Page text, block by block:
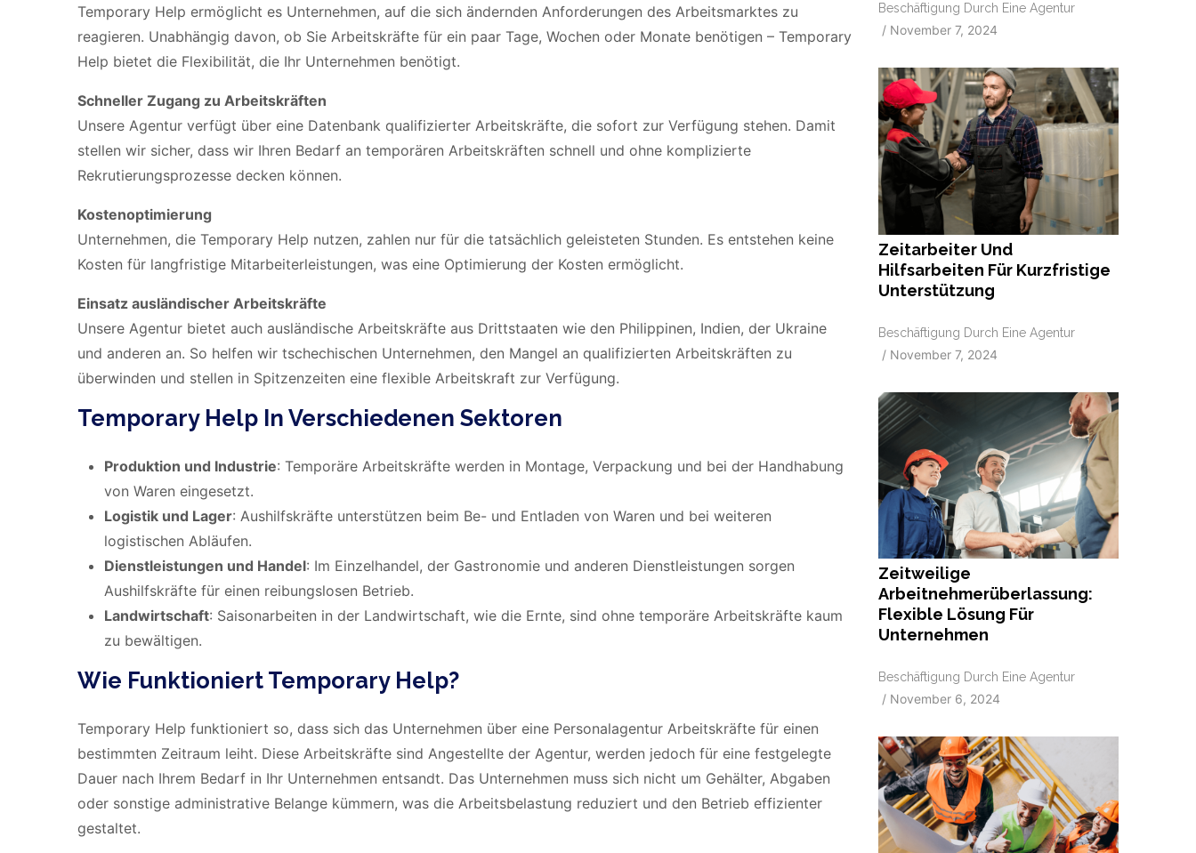
Temporary Help ermöglicht es Unternehmen, auf die sich ändernden Anforderungen des Arbeitsmarktes zu
reagieren. Unabhängig davon, ob Sie Arbeitskräfte für ein paar Tage, Wochen oder Monate benötigen – Temporary
Help bietet die Flexibilität, die Ihr Unternehmen benötigt.
Schneller Zugang zu Arbeitskräften
Unsere Agentur verfügt über eine Datenbank qualifizierter Arbeitskräfte, die sofort zur Verfügung stehen. Damit
stellen wir sicher, dass wir Ihren Bedarf an temporären Arbeitskräften schnell und ohne komplizierte
Rekrutierungsprozesse decken können.
Kostenoptimierung
Unternehmen, die Temporary Help nutzen, zahlen nur für die tatsächlich geleisteten Stunden. Es entstehen keine
Kosten für langfristige Mitarbeiterleistungen, was eine Optimierung der Kosten ermöglicht.
Einsatz ausländischer Arbeitskräfte
Unsere Agentur bietet auch ausländische Arbeitskräfte aus Drittstaaten wie den Philippinen, Indien, der Ukraine
und anderen an. So helfen wir tschechischen Unternehmen, den Mangel an qualifizierten Arbeitskräften zu
überwinden und stellen in Spitzenzeiten eine flexible Arbeitskraft zur Verfügung.
Temporary Help In Verschiedenen Sektoren
Produktion und Industrie: Temporäre Arbeitskräfte werden in Montage, Verpackung und bei der Handhabung
von Waren eingesetzt.
Logistik und Lager: Aushilfskräfte unterstützen beim Be- und Entladen von Waren und bei weiteren
logistischen Abläufen.
Dienstleistungen und Handel: Im Einzelhandel, der Gastronomie und anderen Dienstleistungen sorgen
Aushilfskräfte für einen reibungslosen Betrieb.
Landwirtschaft: Saisonarbeiten in der Landwirtschaft, wie die Ernte, sind ohne temporäre Arbeitskräfte kaum
zu bewältigen.
Wie Funktioniert Temporary Help?
Temporary Help funktioniert so, dass sich das Unternehmen über eine Personalagentur Arbeitskräfte für einen
bestimmten Zeitraum leiht. Diese Arbeitskräfte sind Angestellte der Agentur, werden jedoch für eine festgelegte
Dauer nach Ihrem Bedarf in Ihr Unternehmen entsandt. Das Unternehmen muss sich nicht um Gehälter, Abgaben
oder sonstige administrative Belange kümmern, was die Arbeitsbelastung reduziert und den Betrieb effizienter
gestaltet.
Beschäftigung Durch Eine Agentur
/ November 7, 2024
Zeitarbeiter Und
Hilfsarbeiten Für Kurzfristige
Unterstützung
Beschäftigung Durch Eine Agentur
/ November 7, 2024
Zeitweilige
Arbeitnehmerüberlassung:
Flexible Lösung Für
Unternehmen
Beschäftigung Durch Eine Agentur
/ November 6, 2024